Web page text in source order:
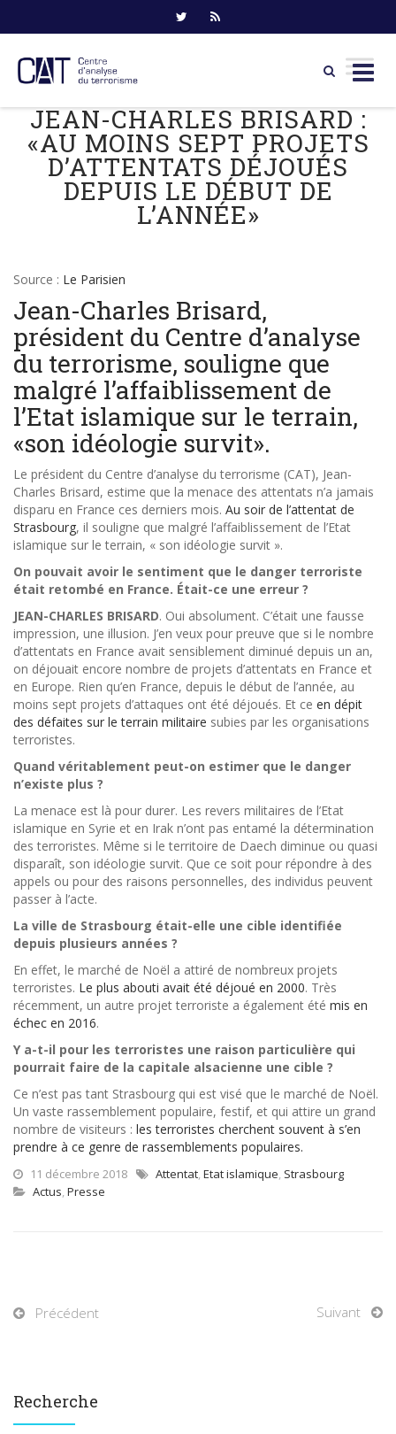
content
JEAN-CHARLES BRISARD :
«AU MOINS SEPT PROJETS
D’ATTENTATS DÉJOUÉS
DEPUIS LE DÉBUT DE
L’ANNÉE»
Source : Le Parisien
Jean-Charles Brisard,
président du Centre d’analyse
du terrorisme, souligne que
malgré l’affaiblissement de
l’Etat islamique sur le terrain,
«son idéologie survit».
Le président du Centre d’analyse du terrorisme (CAT), Jean-
Charles Brisard, estime que la menace des attentats n’a jamais
disparu en France ces derniers mois. Au soir de l’attentat de
Strasbourg, il souligne que malgré l’affaiblissement de l’Etat
islamique sur le terrain, « son idéologie survit ».
On pouvait avoir le sentiment que le danger terroriste
était retombé en France. Était-ce une erreur ?
JEAN-CHARLES BRISARD. Oui absolument. C’était une fausse
impression, une illusion. J’en veux pour preuve que si le nombre
d’attentats en France avait sensiblement diminué depuis un an,
on déjouait encore nombre de projets d’attentats en France et
en Europe. Rien qu’en France, depuis le début de l’année, au
moins sept projets d’attaques ont été déjoués. Et ce en dépit
des défaites sur le terrain militaire subies par les organisations
terroristes.
Quand véritablement peut-on estimer que le danger
n’existe plus ?
La menace est là pour durer. Les revers militaires de l’Etat
islamique en Syrie et en Irak n’ont pas entamé la détermination
des terroristes. Même si le territoire de Daech diminue ou quasi
disparaît, son idéologie survit. Que ce soit pour répondre à des
appels ou pour des raisons personnelles, des individus peuvent
passer à l’acte.
La ville de Strasbourg était-elle une cible identifiée
depuis plusieurs années ?
En effet, le marché de Noël a attiré de nombreux projets
terroristes. Le plus abouti avait été déjoué en 2000. Très
récemment, un autre projet terroriste a également été mis en
échec en 2016.
Y a-t-il pour les terroristes une raison particulière qui
pourrait faire de la capitale alsacienne une cible ?
Ce n’est pas tant Strasbourg qui est visé que le marché de Noël.
Un vaste rassemblement populaire, festif, et qui attire un grand
nombre de visiteurs : les terroristes cherchent souvent à s’en
prendre à ce genre de rassemblements populaires.
11 décembre 2018 Attentat, Etat islamique, Strasbourg
Actus, Presse
Précédent Suivant
Recherche